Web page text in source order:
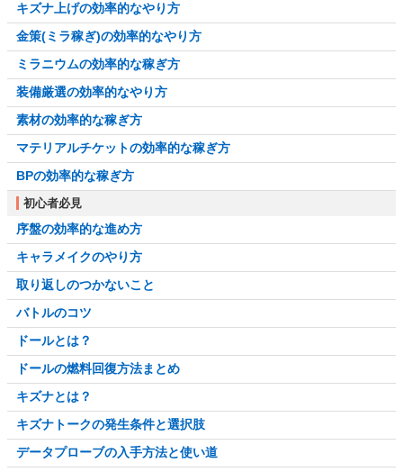
キズナ上げの効率的なやり方
金策(ミラ稼ぎ)の効率的なやり方
ミラニウムの効率的な稼ぎ方
装備厳選の効率的なやり方
素材の効率的な稼ぎ方
マテリアルチケットの効率的な稼ぎ方
BPの効率的な稼ぎ方
初心者必見
序盤の効率的な進め方
キャラメイクのやり方
取り返しのつかないこと
バトルのコツ
ドールとは？
ドールの燃料回復方法まとめ
キズナとは？
キズナトークの発生条件と選択肢
データプローブの入手方法と使い道